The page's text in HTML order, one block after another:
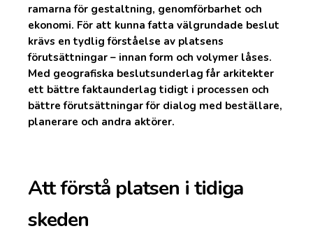
ramarna för gestaltning, genomförbarhet och
ekonomi. För att kunna fatta välgrundade beslut
krävs en tydlig förståelse av platsens
förutsättningar – innan form och volymer låses.
Med geografiska beslutsunderlag får arkitekter
ett bättre faktaunderlag tidigt i processen och
bättre förutsättningar för dialog med beställare,
planerare och andra aktörer.
Att förstå platsen i tidiga
skeden